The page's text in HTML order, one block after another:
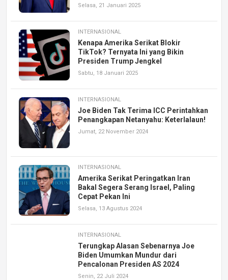
Selasa, 21 Januari 2025
INTERNASIONAL
Kenapa Amerika Serikat Blokir
TikTok? Ternyata Ini yang Bikin
Presiden Trump Jengkel
Sabtu, 18 Januari 2025
INTERNASIONAL
Joe Biden Tak Terima ICC Perintahkan
Penangkapan Netanyahu: Keterlalaun!
Jumat, 22 November 2024
INTERNASIONAL
Amerika Serikat Peringatkan Iran
Bakal Segera Serang Israel, Paling
Cepat Pekan Ini
Selasa, 13 Agustus 2024
INTERNASIONAL
Terungkap Alasan Sebenarnya Joe
Biden Umumkan Mundur dari
Pencalonan Presiden AS 2024
Senin, 22 Juli 2024